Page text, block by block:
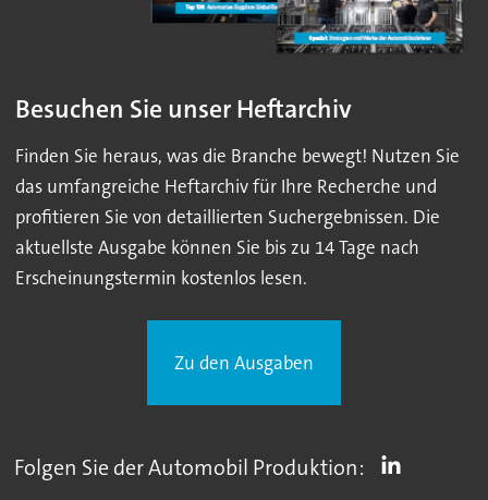
Besuchen Sie unser Heftarchiv
Finden Sie heraus, was die Branche bewegt! Nutzen Sie
das umfangreiche Heftarchiv für Ihre Recherche und
profitieren Sie von detaillierten Suchergebnissen. Die
aktuellste Ausgabe können Sie bis zu 14 Tage nach
Erscheinungstermin kostenlos lesen.
Zu den Ausgaben
Folgen Sie der Automobil Produktion: